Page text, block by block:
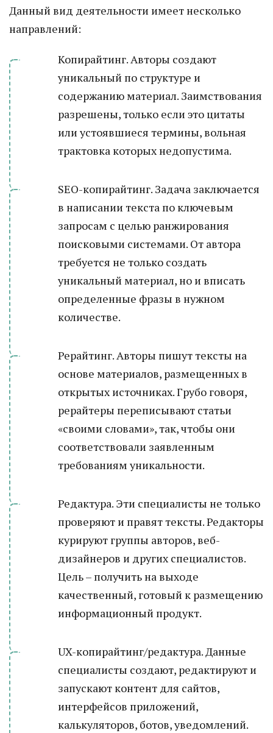
Данный вид деятельности имеет несколько
направлений:
Копирайтинг. Авторы создают
уникальный по структуре и
содержанию материал. Заимствования
разрешены, только если это цитаты
или устоявшиеся термины, вольная
трактовка которых недопустима.
SEO-копирайтинг. Задача заключается
в написании текста по ключевым
запросам с целью ранжирования
поисковыми системами. От автора
требуется не только создать
уникальный материал, но и вписать
определенные фразы в нужном
количестве.
Рерайтинг. Авторы пишут тексты на
основе материалов, размещенных в
открытых источниках. Грубо говоря,
рерайтеры переписывают статьи
«своими словами», так, чтобы они
соответствовали заявленным
требованиям уникальности.
Редактура. Эти специалисты не только
проверяют и правят тексты. Редакторы
курируют группы авторов, веб-
дизайнеров и других специалистов.
Цель – получить на выходе
качественный, готовый к размещению
информационный продукт.
UX-копирайтинг/редактура. Данные
специалисты создают, редактируют и
запускают контент для сайтов,
интерфейсов приложений,
калькуляторов, ботов, уведомлений.